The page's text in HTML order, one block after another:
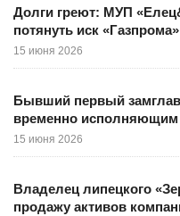
Долги греют: МУП
потянуть иск
15 июня 2026
Бывший первый
временно
15 июня 2026
Владелец липецкого
продажу активов